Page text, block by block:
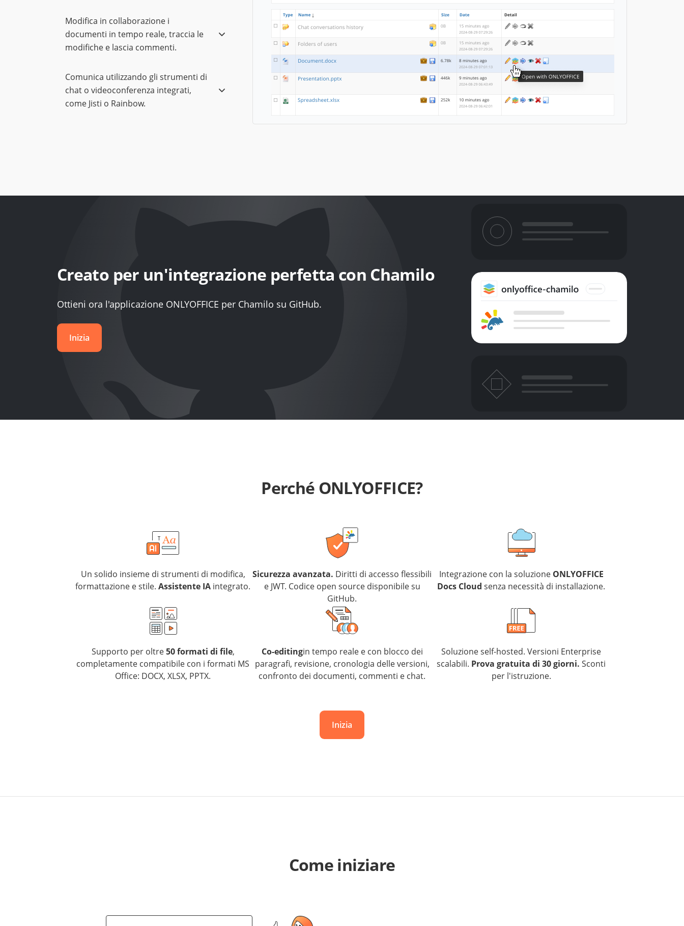
Modifica in collaborazione i
documenti in tempo reale, traccia le
modifiche e lascia commenti.
Comunica utilizzando gli strumenti di
chat o videoconferenza integrati,
come Jisti o Rainbow.
Creato per un'integrazione perfetta con Chamilo
Ottieni ora l'applicazione ONLYOFFICE per Chamilo su GitHub.
Inizia
Perché ONLYOFFICE?
Un solido insieme di strumenti di modifica,
formattazione e stile. Assistente IA integrato.
Sicurezza avanzata. Diritti di accesso flessibili
e JWT. Codice open source disponibile su
GitHub.
Integrazione con la soluzione ONLYOFFICE
Docs Cloud senza necessità di installazione.
Supporto per oltre50 formati di file,
completamente compatibile con i formati MS
Office: DOCX, XLSX, PPTX.
Co-editingin tempo reale e con blocco dei
paragrafi, revisione, cronologia delle versioni,
confronto dei documenti, commenti e chat.
Soluzione self-hosted. Versioni Enterprise
scalabili. Prova gratuita di 30 giorni. Sconti
per l'istruzione.
Inizia
Come iniziare